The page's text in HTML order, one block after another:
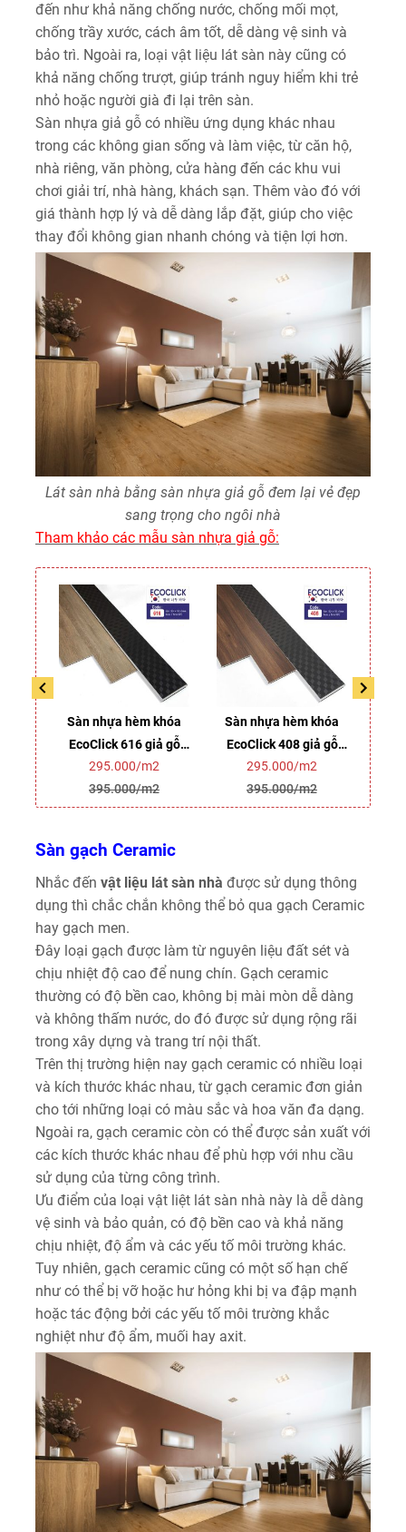
đến như khả năng chống nước, chống mối mọt,
chống trầy xước, cách âm tốt, dễ dàng vệ sinh và
bảo trì. Ngoài ra, loại vật liệu lát sàn này cũng có
khả năng chống trượt, giúp tránh nguy hiểm khi trẻ
nhỏ hoặc người già đi lại trên sàn.
Sàn nhựa giả gỗ có nhiều ứng dụng khác nhau
trong các không gian sống và làm việc, từ căn hộ,
nhà riêng, văn phòng, cửa hàng đến các khu vui
chơi giải trí, nhà hàng, khách sạn. Thêm vào đó với
giá thành hợp lý và dễ dàng lắp đặt, giúp cho việc
thay đổi không gian nhanh chóng và tiện lợi hơn.
Lát sàn nhà bằng sàn nhựa giả gỗ đem lại vẻ đẹp
sang trọng cho ngôi nhà
Tham khảo các mẫu sàn nhựa giả gỗ:
Sàn nhựa hèm khóa
EcoClick 616 giả gỗ
(5mm)
295.000/m2
395.000/m2
Sàn nhựa hèm khóa
EcoClick 408 giả gỗ
(5mm)
295.000/m2
395.000/m2
Sàn gạch Ceramic
Nhắc đến vật liệu lát sàn nhà được sử dụng thông
dụng thì chắc chắn không thể bỏ qua gạch Ceramic
hay gạch men.
Đây loại gạch được làm từ nguyên liệu đất sét và
chịu nhiệt độ cao để nung chín. Gạch ceramic
thường có độ bền cao, không bị mài mòn dễ dàng
và không thấm nước, do đó được sử dụng rộng rãi
trong xây dựng và trang trí nội thất.
Trên thị trường hiện nay gạch ceramic có nhiều loại
và kích thước khác nhau, từ gạch ceramic đơn giản
cho tới những loại có màu sắc và hoa văn đa dạng.
Ngoài ra, gạch ceramic còn có thể được sản xuất với
các kích thước khác nhau để phù hợp với nhu cầu
sử dụng của từng công trình.
Ưu điểm của loại vật liệt lát sàn nhà này là dễ dàng
vệ sinh và bảo quản, có độ bền cao và khả năng
chịu nhiệt, độ ẩm và các yếu tố môi trường khác.
Tuy nhiên, gạch ceramic cũng có một số hạn chế
như có thể bị vỡ hoặc hư hỏng khi bị va đập mạnh
hoặc tác động bởi các yếu tố môi trường khắc
nghiệt như độ ẩm, muối hay axit.